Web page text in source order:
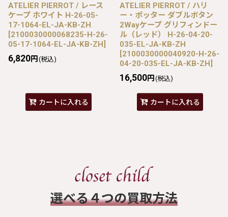
ATELIER PIERROT / レース
ケープ ホワイト H-26-05-
17-1064-EL-JA-KB-ZH
[2100030000068235-H-26-
05-17-1064-EL-JA-KB-ZH]
6,820円 (税込)
カートに入れる
ATELIER PIERROT / ハリ
ー・ポッター ダブルボタン
2Wayケープ グリフィンドー
ル（レッド） H-26-04-20-
035-EL-JA-KB-ZH
[2100030000040920-H-26-
04-20-035-EL-JA-KB-ZH]
16,500円 (税込)
カートに入れる
​選べる４つの買取方法